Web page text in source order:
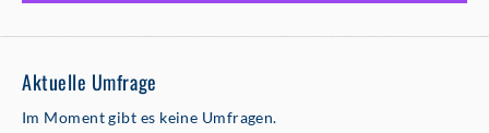
Aktuelle Umfrage
Im Moment gibt es keine Umfragen.